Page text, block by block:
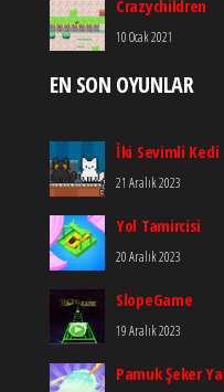
Crazychildren
10 Ocak 2021
EN SON OYUNLAR
İki Sevimli Kedi
21 Aralık 2023
Yol Tamircisi
20 Aralık 2023
SlopeGame
19 Aralık 2023
Pamuk Şeker